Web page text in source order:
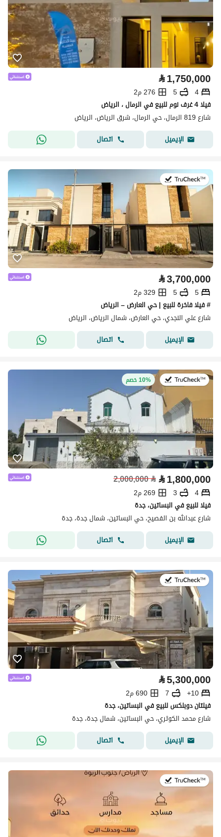
⃁1,750,000
4
5
276 م2
فيلا 4 غرف نوم للبيع في الرمال ، الرياض
شارع 819 الرمال، حي الرمال، شرق الرياض، الرياض
الإيميل
اتصال
في:27 يوليو 2026
⃁3,700,000
5
5
329 م2
# فيلا فاخرة للبيع | حي العارض – الرياض
شارع علي النجدي، حي العارض، شمال الرياض، الرياض
الإيميل
اتصال
في:27 يوليو 202610% خصم
⃁1,800,000
⃁
2,000,000
4
3
269 م2
فيلا للبيع في البساتين، جدة
شارع عبدالله بن الفصيح، حي البساتين، شمال جدة، جدة
الإيميل
اتصال
في:27 يوليو 2026
⃁5,300,000
10+
7
690 م2
فيلتان دوبلكس للبيع في البساتين، جدة
شارع محمد الكوثري، حي البساتين، شمال جدة، جدة
الإيميل
اتصال
في:20 يوليو 2026